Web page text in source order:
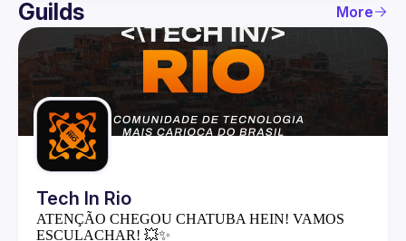
User
Events
Guilds
Guilds More
Tech In Rio
ATENÇÃO CHEGOU CHATUBA HEIN! VAMOS
ESCULACHAR! 💥✨